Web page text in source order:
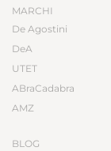
MARCHI
De Agostini
DeA
UTET
ABraCadabra
AMZ
BLOG